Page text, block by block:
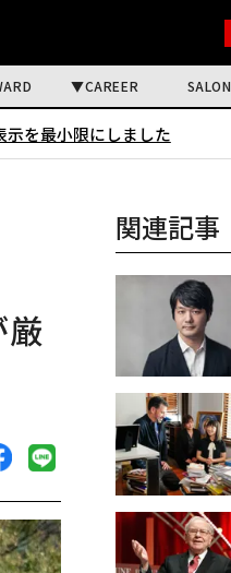
CAREER SALON
示を最小限にしました
関連記事